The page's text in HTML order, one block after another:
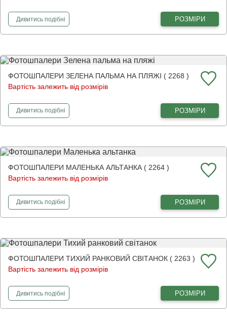
Дивитисьфотошпалери
подібні РОЗМІРИ
ФОТОШПАЛЕРИ ЗЕЛЕНА ПАЛЬМА НА ПЛЯЖІ ( 2268 )
Вартість залежить від розмірів
Дивитисьфотошпалери
подібні РОЗМІРИ
ФОТОШПАЛЕРИ МАЛЕНЬКА АЛЬТАНКА ( 2264 )
Вартість залежить від розмірів
Дивитисьфотошпалери
подібні РОЗМІРИ
ФОТОШПАЛЕРИ ТИХИЙ РАНКОВИЙ СВІТАНОК ( 2263 )
Вартість залежить від розмірів
Дивитисьфотошпалери
подібні РОЗМІРИ